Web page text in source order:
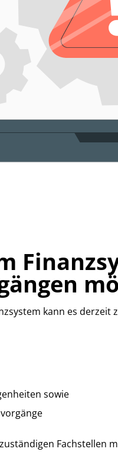
kann es
sowie
Fachstellen